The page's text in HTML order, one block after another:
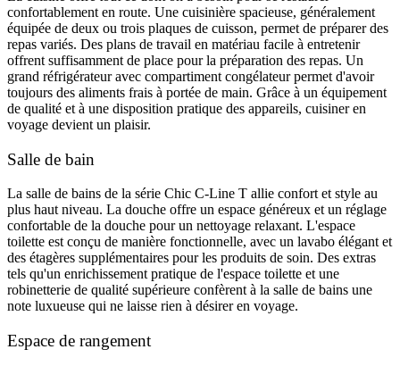
confortablement en route. Une cuisinière spacieuse, généralement
équipée de deux ou trois plaques de cuisson, permet de préparer des
repas variés. Des plans de travail en matériau facile à entretenir
offrent suffisamment de place pour la préparation des repas. Un
grand réfrigérateur avec compartiment congélateur permet d'avoir
toujours des aliments frais à portée de main. Grâce à un équipement
de qualité et à une disposition pratique des appareils, cuisiner en
voyage devient un plaisir.
Salle de bain
La salle de bains de la série Chic C-Line T allie confort et style au
plus haut niveau. La douche offre un espace généreux et un réglage
confortable de la douche pour un nettoyage relaxant. L'espace
toilette est conçu de manière fonctionnelle, avec un lavabo élégant et
des étagères supplémentaires pour les produits de soin. Des extras
tels qu'un enrichissement pratique de l'espace toilette et une
robinetterie de qualité supérieure confèrent à la salle de bains une
note luxueuse qui ne laisse rien à désirer en voyage.
Espace de rangement